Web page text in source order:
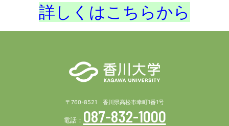
詳しくはこちらから
〒760-8521 香川県高松市幸町1番1号
電話： 087-832-1000